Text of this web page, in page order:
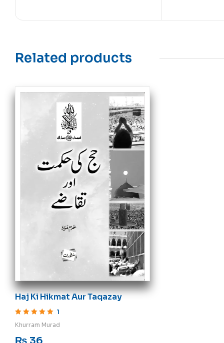
Related products
Haj Ki Hikmat Aur Taqazay
1
Khurram Murad